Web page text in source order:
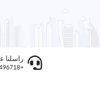
راسلنا
+971504496718